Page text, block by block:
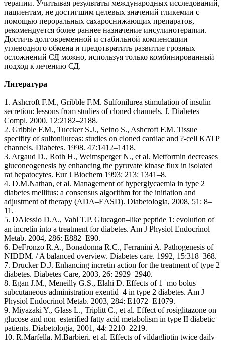
терапии. Учитывая результаты международных исследований,
пациентам, не достигшим целевых значений гликемии с
помощью пероральных сахароснижающих препаратов,
рекомендуется более раннее назначение инсулинотерапии.
Достичь долговременной и стабильной компенсации
углеводного обмена и предотвратить развитие грозных
осложнений СД можно, используя только комбинированный
подход к лечению СД.
Литература
1. Ashcroft F.M., Gribble F.M. Sulfonilurea stimulation of insulin
secretion: lessons from studies of cloned channels. J. Diabetes
Compl. 2000. 12:2182–2188.
2. Gribble F.M., Tuccker S.J., Seino S., Ashcroft F.M. Tissue
specifity of sulfonilureas: studies on cloned cardiac and ?-cell KATP
channels. Diabetes. 1998. 47:1412–1418.
3. Argaud D., Roth H., Weimsperger N., et al. Metformin decreases
gluconeogenesis by enhancing the pyruvate kinase flux in isolated
rat hepatocytes. Eur J Biochem 1993; 213: 1341–8.
4. D.M.Nathan, et al. Management of hyperglycaemia in type 2
diabetes mellitus: a consensus algorithm for the initiation and
adjustment of therapy (ADA–EASD). Diabetologia, 2008, 51: 8–
11.
5. DAlessio D.A., Vahl T.P. Glucagon–like peptide 1: evolution of
an incretin into a treatment for diabetes. Am J Physiol Endocrinol
Metab. 2004, 286: E882–E90.
6. DeFronzo R.A., Bonadonna R.C., Ferranini A. Pathogenesis of
NIDDM. / A balanced overview. Diabetes care. 1992, 15:318–368.
7. Drucker D.J. Enhancing incretin action for the treatment of type 2
diabetes. Diabetes Care, 2003, 26: 2929–2940.
8. Egan J.M., Meneilly G.S., Elahi D. Effects of 1–mo bolus
subcutaneous administration exentid–4 in type 2 diabetes. Am J
Physiol Endocrinol Metab. 2003, 284: E1072–E1079.
9. Miyazaki Y., Glass L., Triplitt C., et al. Effect of rosiglitazone on
glucose and non–esterified fatty acid metabolism in type II diabetic
patients. Diabetologia, 2001, 44: 2210–2219.
10. R.Marfella, M.Barbieri, et al. Effects of vildagliptin twice daily